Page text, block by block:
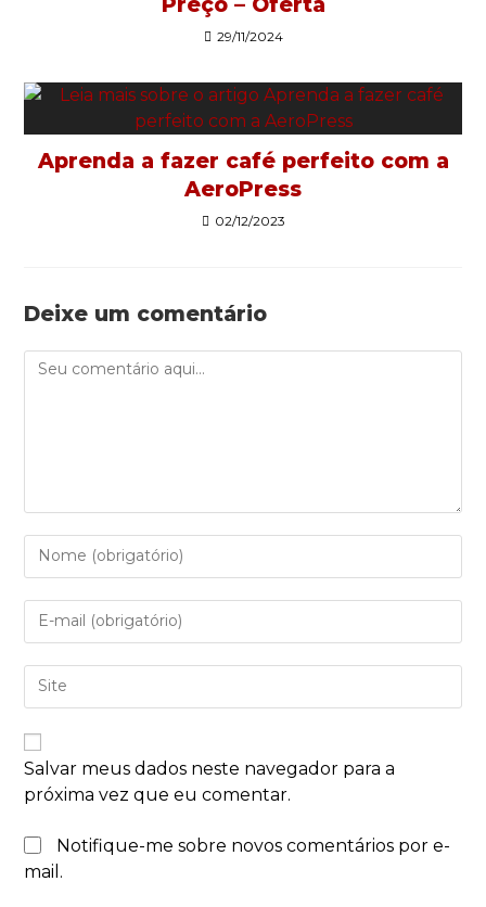
29/11/2024
Aprenda a fazer café perfeito com a
AeroPress
02/12/2023
Deixe um comentário
Salvar meus dados neste navegador para a
próxima vez que eu comentar.
Notifique-me sobre novos comentários por e-
mail.